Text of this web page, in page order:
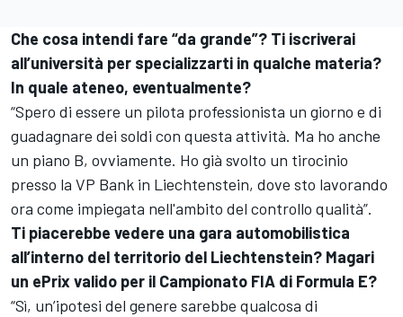
Che cosa intendi fare “da grande”? Ti iscriverai
all’università per specializzarti in qualche materia?
In quale ateneo, eventualmente?
“Spero di essere un pilota professionista un giorno e di
guadagnare dei soldi con questa attività. Ma ho anche
un piano B, ovviamente. Ho già svolto un tirocinio
presso la VP Bank in Liechtenstein, dove sto lavorando
ora come impiegata nell'ambito del controllo qualità”.
Ti piacerebbe vedere una gara automobilistica
all’interno del territorio del Liechtenstein? Magari
un ePrix valido per il Campionato FIA di Formula E?
“Sì, un’ipotesi del genere sarebbe qualcosa di